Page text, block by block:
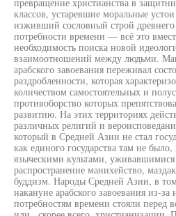
классов, устаревшие моральные
изживший сословный строй
потребности времени — всё это
необходимость поиска новой
взаимоотношений между людьми.
арабского завоевания переживал
раздробленности, которая
количеством самостоятельных и
противоборство которых
развитию. На этих территориях
различных религий и
который в Средней Азии не стал
как единого государства там не
языческими культами,
распространение манихейство,
буддизм. Народы Средней Азии, в
накануне арабского завоевания из-за
потребностям времени стояли перед